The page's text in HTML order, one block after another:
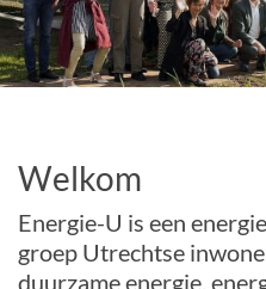
Welkom
Energie-U is een
groep Utrechtse
duurzame energie,